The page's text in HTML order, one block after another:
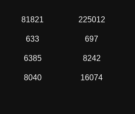
81821 225012
633 697
6385 8242
8040 16074